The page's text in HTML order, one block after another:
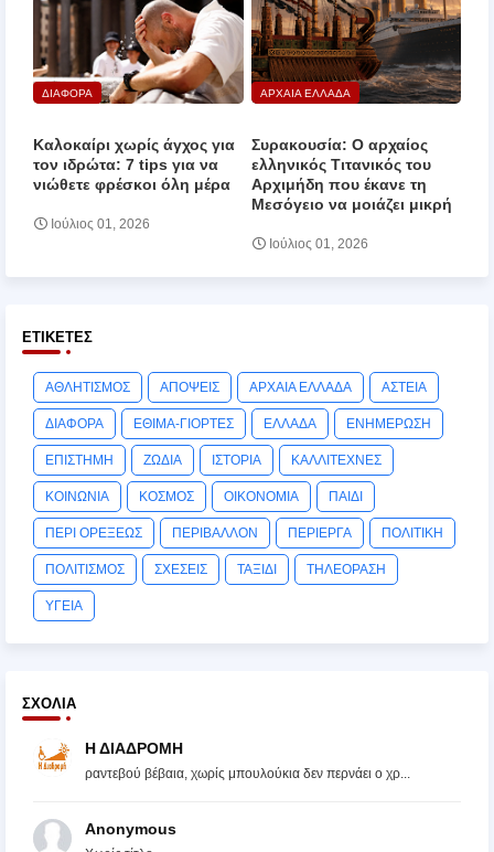
ΔΙΑΦΟΡΑ
Καλοκαίρι χωρίς άγχος για
τον ιδρώτα: 7 tips για να
νιώθετε φρέσκοι όλη μέρα
Ιούλιος 01, 2026
ΑΡΧΑΙΑ ΕΛΛΑΔΑ
Συρακουσία: Ο αρχαίος
ελληνικός Τιτανικός του
Αρχιμήδη που έκανε τη
Μεσόγειο να μοιάζει μικρή
Ιούλιος 01, 2026
ΕΤΙΚΈΤΕΣ
ΑΘΛΗΤΙΣΜΟΣ ΑΠΟΨΕΙΣ ΑΡΧΑΙΑ ΕΛΛΑΔΑ ΑΣΤΕΙΑ
ΔΙΑΦΟΡΑ ΕΘΙΜΑ-ΓΙΟΡΤΕΣ ΕΛΛΑΔΑ ΕΝΗΜΕΡΩΣΗ
ΕΠΙΣΤΗΜΗ ΖΩΔΙΑ ΙΣΤΟΡΙΑ ΚΑΛΛΙΤΕΧΝΕΣ
ΚΟΙΝΩΝΙΑ ΚΟΣΜΟΣ ΟΙΚΟΝΟΜΙΑ ΠΑΙΔΙ
ΠΕΡΙ ΟΡΕΞΕΩΣ ΠΕΡΙΒΑΛΛΟΝ ΠΕΡΙΕΡΓΑ ΠΟΛΙΤΙΚΗ
ΠΟΛΙΤΙΣΜΟΣ ΣΧΕΣΕΙΣ ΤΑΞΙΔΙ ΤΗΛΕΟΡΑΣΗ
ΥΓΕΙΑ
ΣΧΌΛΙΑ
Η ΔΙΑΔΡΟΜΗ
ραντεβού βέβαια, χωρίς μπουλούκια δεν περνάει ο χρ...
Anonymous